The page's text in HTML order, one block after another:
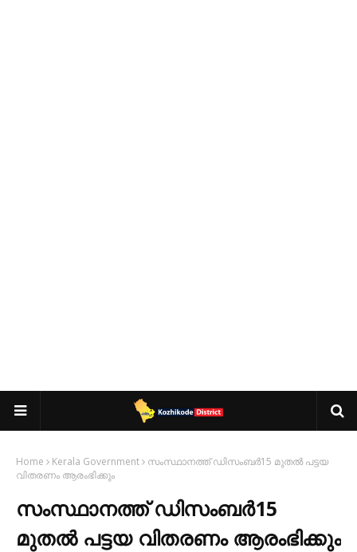
Home Kerala Government
സംസ്ഥാനത്ത് ഡിസംബര്‍15 മുതല്‍ പട്ടയ
വിതരണം ആരംഭിക്കും
സംസ്ഥാനത്ത് ഡിസംബര്‍15
മുതല്‍ പട്ടയ വിതരണം ആരംഭിക്കും